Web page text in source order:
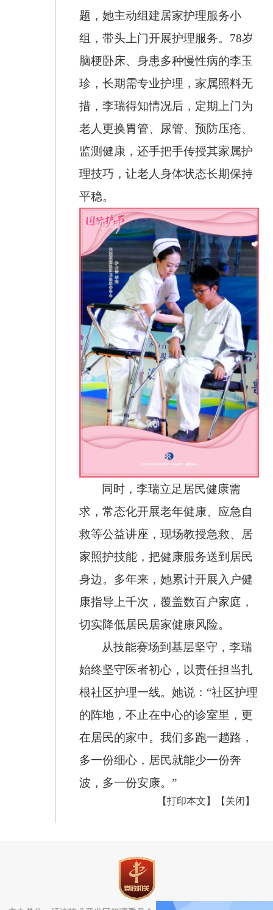
题，她主动组建居家护理服务小
组，带头上门开展护理服务。78岁
脑梗卧床、身患多种慢性病的李玉
珍，长期需专业护理，家属照料无
措，李瑞得知情况后，定期上门为
老人更换胃管、尿管、预防压疮、
监测健康，还手把手传授其家属护
理技巧，让老人身体状态长期保持
平稳。
同时，李瑞立足居民健康需
求，常态化开展老年健康、应急自
救等公益讲座，现场教授急救、居
家照护技能，把健康服务送到居民
身边。多年来，她累计开展入户健
康指导上千次，覆盖数百户家庭，
切实降低居民居家健康风险。
从技能赛场到基层坚守，李瑞
始终坚守医者初心，以责任担当扎
根社区护理一线。她说：“社区护理
的阵地，不止在中心的诊室里，更
在居民的家中。我们多跑一趟路，
多一份细心，居民就能少一份奔
波，多一份安康。”
【打印本文】
【关闭】